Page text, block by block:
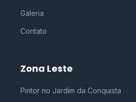
Galeria
Contato
Zona Leste
Pintor no Jardim da Conquista